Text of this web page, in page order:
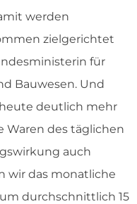
werden
zielgerichtet
für
Bauwesen. Und
deutlich mehr
Waren des täglichen
auch
wir das monatliche
durchschnittlich 15